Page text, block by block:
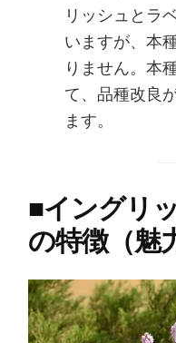
リッシュとラ
いますが、本
りません。本
て、品種改良
ます。
■イングリ
の特徴（魅